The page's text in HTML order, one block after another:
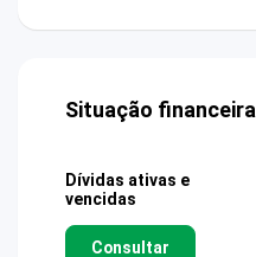
Situação financeira
Dívidas ativas e
vencidas
Consultar